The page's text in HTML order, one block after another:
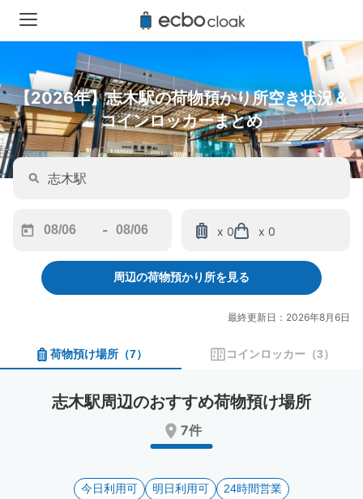
【2026年】志木駅の荷物預かり所空き状況＆
コインロッカーまとめ
forward
interact
calendar
and
date.
-
backward
to
interact
calendar
and
a
date.
mark
key
x 0 x 0
周辺の荷物預かり所を見る
最終更新日：2026年8月6日
荷物預け場所 （7） コインロッカー （3）
志木駅周辺のおすすめ荷物預け場所
7件
今日利用可 明日利用可 24時間営業